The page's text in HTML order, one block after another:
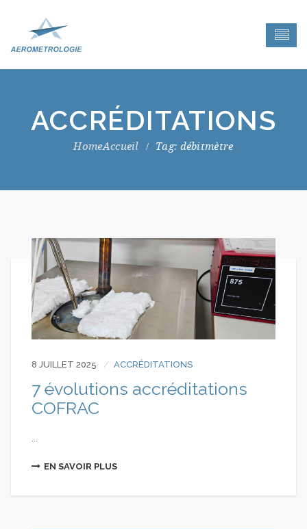
ACCRÉDITATIONS
Accueil Tag: débitmètre
8 JUILLET 2025 ACCRÉDITATIONS
7 évolutions accréditations
COFRAC
...
EN SAVOIR PLUS